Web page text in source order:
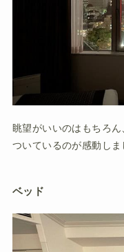
眺望がいいのはもちろ
ついているのが感動し
ベッド